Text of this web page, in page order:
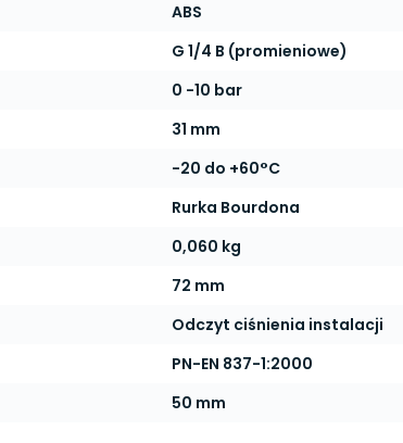
ABS
G 1/4 B (promieniowe)
0 -10 bar
31 mm
-20 do +60°C
Rurka Bourdona
0,060 kg
72 mm
Odczyt ciśnienia instalacji
PN-EN 837-1:2000
50 mm